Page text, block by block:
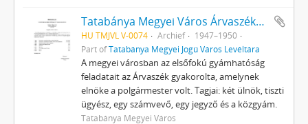
Tatabánya Megyei Város Árvaszékének iratai
HU TMJVL V-0074 Archief
1947–1950
Part ofTatabánya Megyei Jogú Város Levéltára
A megyei városban az elsőfokú gyámhatóság
feladatait az Árvaszék gyakorolta, amelynek
elnöke a polgármester volt. Tagjai: két ülnök, tiszti
ügyész, egy számvevő, egy jegyző és a közgyám.
Tatabánya Megyei Város